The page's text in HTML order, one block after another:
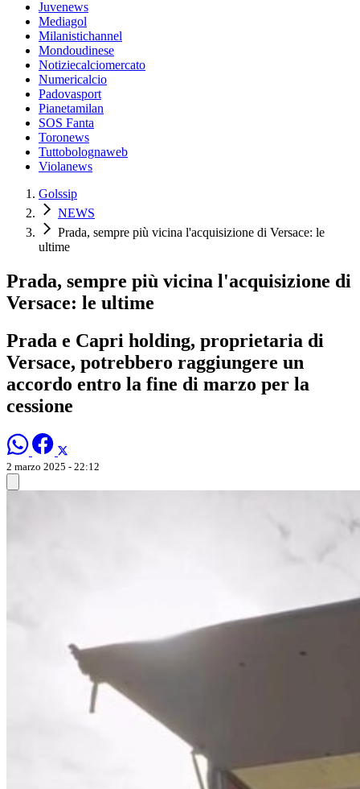
Juvenews
Mediagol
Milanistichannel
Mondoudinese
Notiziecalciomercato
Numericalcio
Padovasport
Pianetamilan
SOS Fanta
Toronews
Tuttobolognaweb
Violanews
Golssip
NEWS
Prada, sempre più vicina l'acquisizione di Versace: le
ultime
Prada, sempre più vicina l'acquisizione di
Versace: le ultime
Prada e Capri holding, proprietaria di
Versace, potrebbero raggiungere un
accordo entro la fine di marzo per la
cessione
2 marzo 2025 - 22:12